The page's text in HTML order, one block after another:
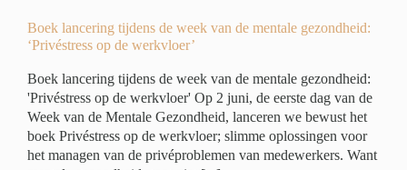
Boek lancering tijdens de week van de mentale gezondheid:
‘Privéstress op de werkvloer’
Boek lancering tijdens de week van de mentale gezondheid:
'Privéstress op de werkvloer' Op 2 juni, de eerste dag van de
Week van de Mentale Gezondheid, lanceren we bewust het
boek Privéstress op de werkvloer; slimme oplossingen voor
het managen van de privéproblemen van medewerkers. Want